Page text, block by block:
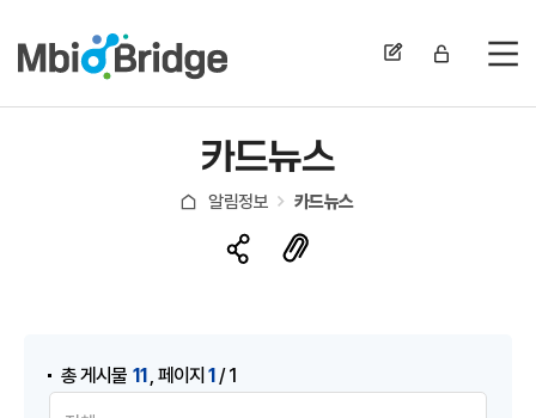
전
카드뉴스
알림정보 카드뉴스
총 게시물 11 ,페이지1/ 1